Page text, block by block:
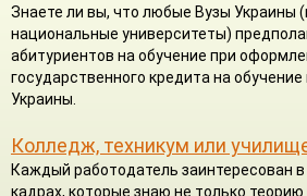
Знаете ли вы, что любые Вузы Украины
национальные университеты)
абитуриентов на обучение при
государственного кредита на
Украины.
Колледж, техникум или
Каждый работодатель заинтересован
кадрах, которые знаю не только